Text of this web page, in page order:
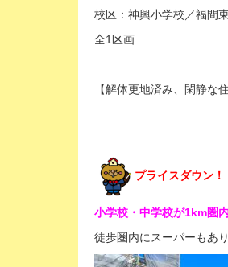
校区：神興小学校／福間
全1区画
【解体更地済み、閑静
プライスダウン！
小学校・中学校が1km圏内
徒歩圏内にスーパーもあ